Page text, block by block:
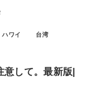
ハワイ 台湾
意して。最新版|